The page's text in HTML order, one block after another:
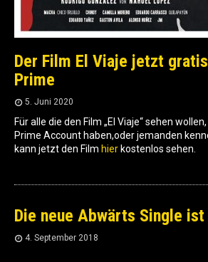
Der Film El Viaje jetzt
Prime
5. Juni 2020
Für alle die den Film „El Viaje“ sehen
Prime Account haben,oder jemanden
kann jetzt den Film hier kostenlos sehen.
Die neue Abwärts Single ist
4. September 2018